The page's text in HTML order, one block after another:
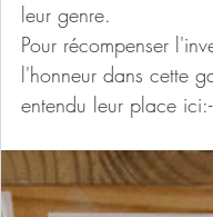
leur genre.
Pour récompenser
l'honneur dans cette
entendu leur place